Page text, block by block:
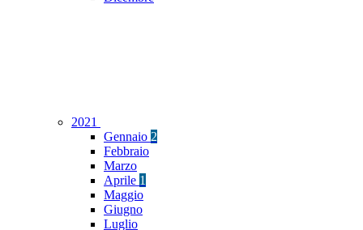
2021
Gennaio 2
Febbraio
Marzo
Aprile 1
Maggio
Giugno
Luglio